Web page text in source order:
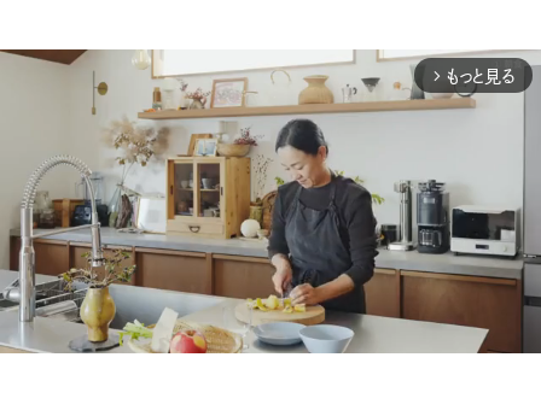
arrow_forward_ios もっと見る